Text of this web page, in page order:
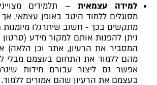
למידה עצמאית– תלמידים
מסוגלים ללמוד היטב באופן עצמאי,
מתקשים בכך - חשוב שיתרגלו מיומנות
המסביר את הרעיון, אתר וכן הלאה)
מהם ללמוד את התחום בעצמם מבלי
אפשר גם ליצור עבורם חידות
בעצמם את הרעיון שהם אמורים ללמוד.